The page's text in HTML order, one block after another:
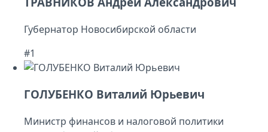
Губернатор Новосибирской области
#1
ГОЛУБЕНКО Виталий Юрьевич
Министр финансов и налоговой политики